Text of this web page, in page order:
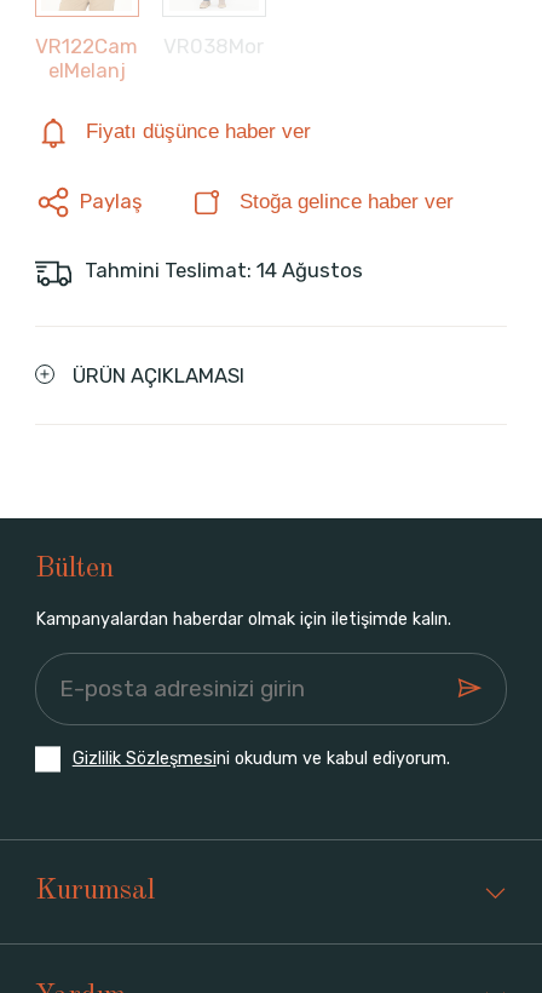
VR122Cam
elMelanj
VR038Mor
Fiyatı düşünce haber ver
Paylaş Stoğa gelince haber ver
Tahmini Teslimat: 14 Ağustos
ÜRÜN AÇIKLAMASI
Bülten
Kampanyalardan haberdar olmak için iletişimde kalın.
Gizlilik Sözleşmesini okudum ve kabul ediyorum.
Kurumsal